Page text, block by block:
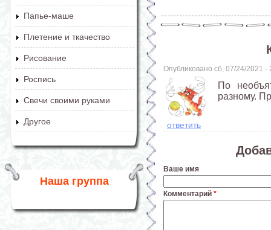
Папье-маше
Плетение и ткачество
Рисование
Роспись
Свечи своими руками
Другое
Наша группа
Опубликовано сб, 07/24/2021
По
разному.
ответить
Ваше имя
Комментарий *